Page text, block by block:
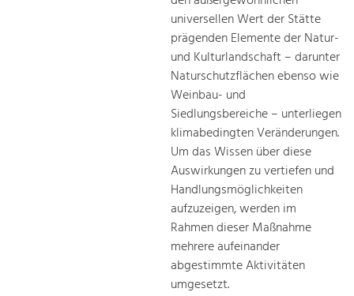
universellen Wert der Stätte
prägenden Elemente der Natur-
und Kulturlandschaft – darunter
Naturschutzflächen ebenso wie
Weinbau- und
Siedlungsbereiche – unterliegen
klimabedingten Veränderungen.
Um das Wissen über diese
Auswirkungen zu vertiefen und
Handlungsmöglichkeiten
aufzuzeigen, werden im
Rahmen dieser Maßnahme
mehrere aufeinander
abgestimmte Aktivitäten
umgesetzt.